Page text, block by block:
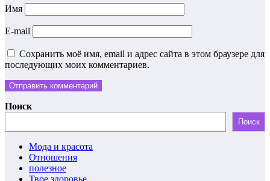
Имя
E-mail
Сохранить моё имя, email и адрес сайта в этом браузере для
последующих моих комментариев.
Поиск
Поиск
Мода и красота
Отношения
полезное
Твое здоровье